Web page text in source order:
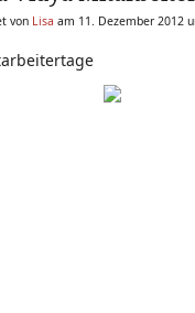
von Lisa am 11. Dezember 2012